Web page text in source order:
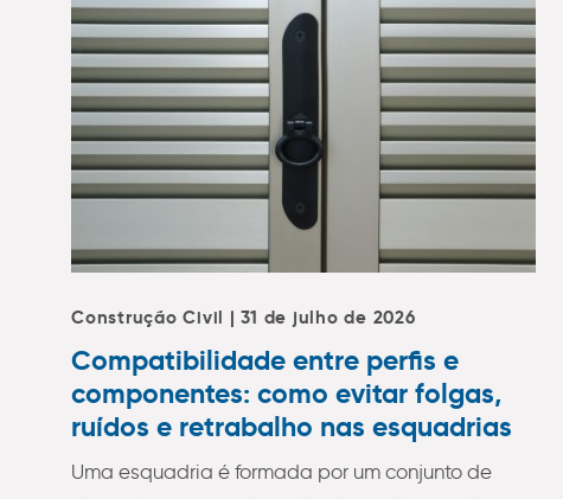
Construção Civil | 31 de julho de 2026
Compatibilidade entre perfis e
componentes: como evitar folgas,
ruídos e retrabalho nas esquadrias
Uma esquadria é formada por um conjunto de